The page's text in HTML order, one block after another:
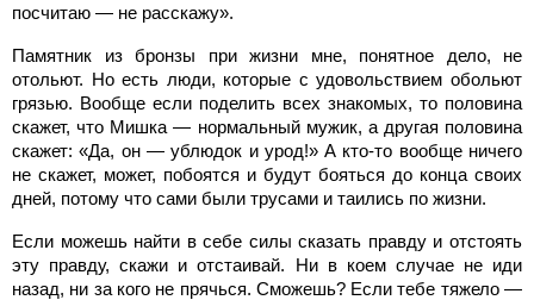
посчитаю — не расскажу».
Памятник из бронзы при жизни мне, понятное дело, не
отольют. Но есть люди, которые с удовольствием обольют
грязью. Вообще если поделить всех знакомых, то половина
скажет, что Мишка — нормальный мужик, а другая половина
скажет: «Да, он — ублюдок и урод!» А кто-то вообще ничего
не скажет, может, побоятся и будут бояться до конца своих
дней, потому что сами были трусами и таились по жизни.
Если можешь найти в себе силы сказать правду и отстоять
эту правду, скажи и отстаивай. Ни в коем случае не иди
назад, ни за кого не прячься. Сможешь? Если тебе тяжело —